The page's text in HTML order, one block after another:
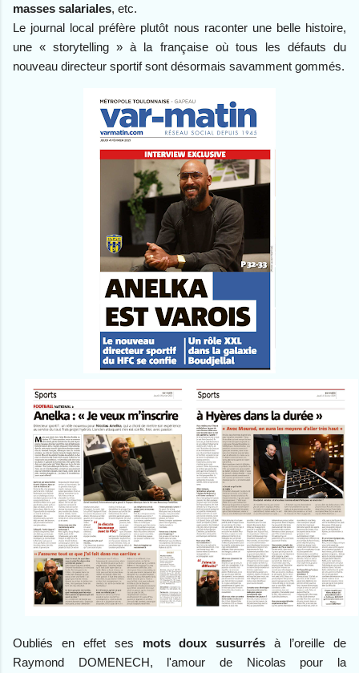
masses salariales, etc.
Le journal local préfère plutôt nous raconter une belle histoire,
une « storytelling » à la française où tous les défauts du
nouveau directeur sportif sont désormais savamment gommés.
Oubliés en effet ses mots doux susurrésà l’oreille de
Raymond DOMENECH, l'amour de Nicolas pour la